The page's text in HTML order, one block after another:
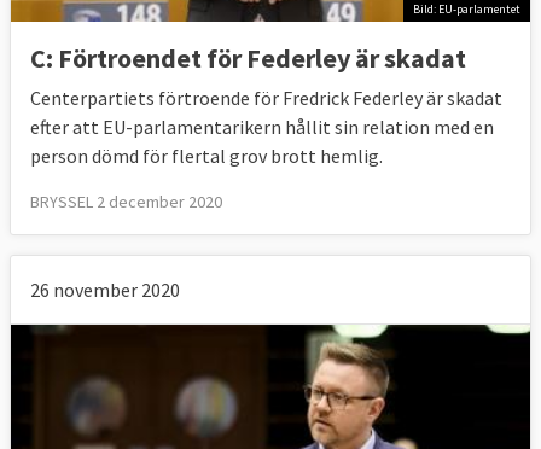
Bild: EU-parlamentet
C: Förtroendet för Federley är skadat
Centerpartiets förtroende för Fredrick Federley är skadat
efter att EU-parlamentarikern hållit sin relation med en
person dömd för flertal grov brott hemlig.
BRYSSEL 2 december 2020
26 november 2020